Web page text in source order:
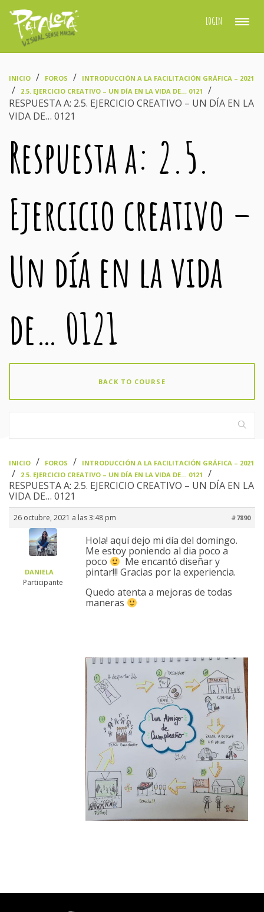
LOGIN
INICIO FOROS INTRODUCCIÓN A LA FACILITACIÓN GRÁFICA – 2021
2.5. EJERCICIO CREATIVO – UN DÍA EN LA VIDA DE… 0121
RESPUESTA A: 2.5. EJERCICIO CREATIVO – UN DÍA EN LA
VIDA DE… 0121
Respuesta a: 2.5.
Ejercicio creativo –
Un día en la vida
de… 0121
BACK TO COURSE
INICIO FOROS INTRODUCCIÓN A LA FACILITACIÓN GRÁFICA – 2021
2.5. EJERCICIO CREATIVO – UN DÍA EN LA VIDA DE… 0121
RESPUESTA A: 2.5. EJERCICIO CREATIVO – UN DÍA EN LA
VIDA DE… 0121
26 octubre, 2021 a las 3:48 pm #7890
DANIELA
Participante
Hola! aquí dejo mi día del domingo.
Me estoy poniendo al dia poco a
poco
Me encantó diseñar y
pintar!!! Gracias por la experiencia.
Quedo atenta a mejoras de todas
maneras